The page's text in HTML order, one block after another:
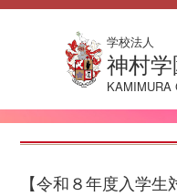
学校法人
神村
KAMIMURA
【令和８年度入学